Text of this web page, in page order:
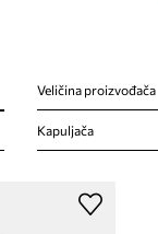
Veličina proizvođača
Kapuljača